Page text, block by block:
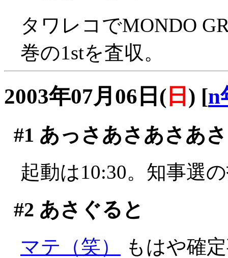
タワレコでMONDO
巻の1stを査収。
2003年07月06日( 日 ) [n
#1 あっさあさあさあ
起動は10:30。知事選
#2 あさぐると
マテ（笑）
もはや確